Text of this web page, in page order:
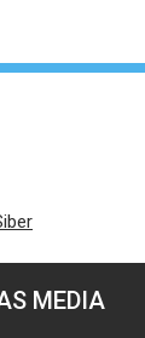
MEDIA